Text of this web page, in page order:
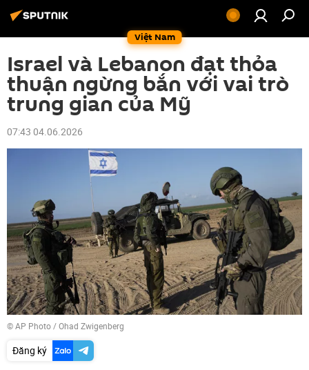
Việt Nam
Israel và Lebanon đạt thỏa
thuận ngừng bắn với vai trò
trung gian của Mỹ
07:43 04.06.2026
© AP Photo / Ohad Zwigenberg
Đăng ký